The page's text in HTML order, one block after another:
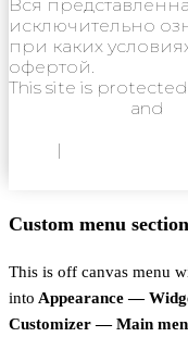
Вся
исключительно
при каких
офертой.
This site is
and
|
Custom menu section
This is off canvas menu
into Appearance —
Customizer — Main